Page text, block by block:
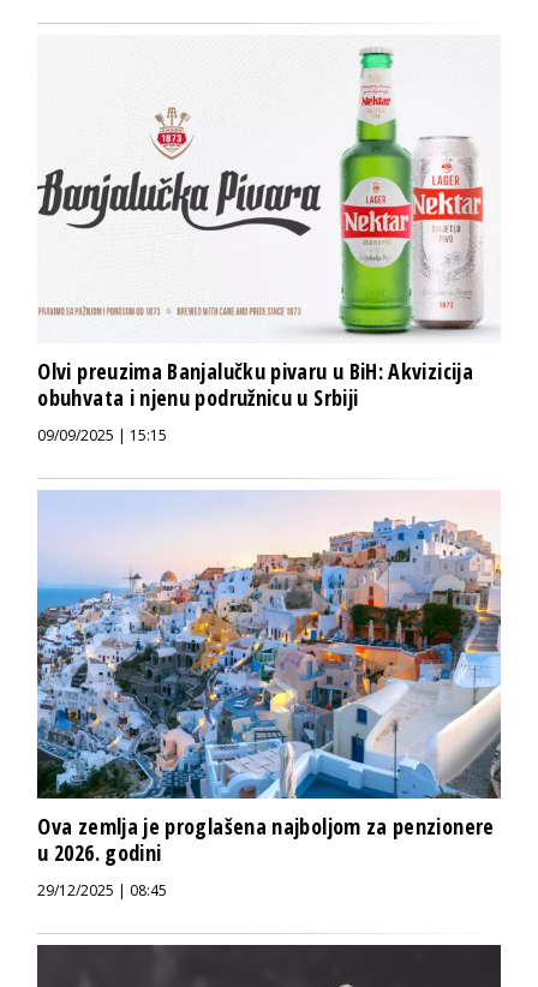
Olvi preuzima Banjalučku pivaru u BiH: Akvizicija
obuhvata i njenu podružnicu u Srbiji
09/09/2025 | 15:15
Ova zemlja je proglašena najboljom za penzionere
u 2026. godini
29/12/2025 | 08:45